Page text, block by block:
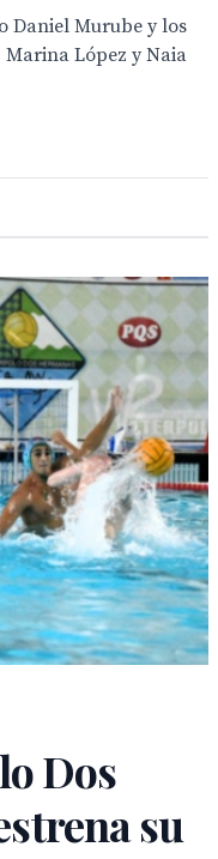
Daniel Murube y los
Marina López y Naia
Dos
su